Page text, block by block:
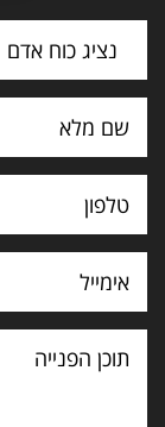
נציג כוח אדם
תוכן
הפנייה